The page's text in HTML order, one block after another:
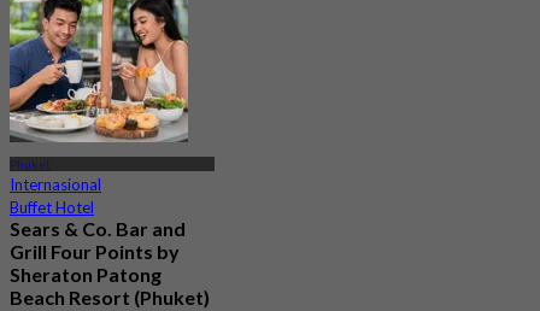
Phuket
Internasional
Buffet Hotel
Sears & Co. Bar and
Grill Four Points by
Sheraton Patong
Beach Resort (Phuket)